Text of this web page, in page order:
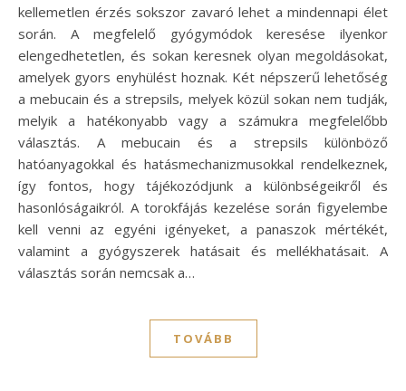
kellemetlen érzés sokszor zavaró lehet a mindennapi élet
során. A megfelelő gyógymódok keresése ilyenkor
elengedhetetlen, és sokan keresnek olyan megoldásokat,
amelyek gyors enyhülést hoznak. Két népszerű lehetőség
a mebucain és a strepsils, melyek közül sokan nem tudják,
melyik a hatékonyabb vagy a számukra megfelelőbb
választás. A mebucain és a strepsils különböző
hatóanyagokkal és hatásmechanizmusokkal rendelkeznek,
így fontos, hogy tájékozódjunk a különbségeikről és
hasonlóságaikról. A torokfájás kezelése során figyelembe
kell venni az egyéni igényeket, a panaszok mértékét,
valamint a gyógyszerek hatásait és mellékhatásait. A
választás során nemcsak a…
TOVÁBB